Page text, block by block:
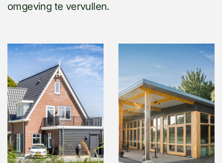
omgeving te vervullen.